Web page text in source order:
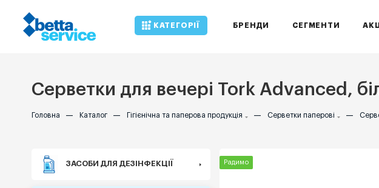
КАТЕГОРІЇ БРЕНДИ СЕГМЕНТИ
Серветки для вечері Tork Advanced,
Головна — Каталог — Гігієнічна та паперова продукція — Серветки паперові —
Радимо
ЗАСОБИ ДЛЯ ДЕЗІНФЕКЦІЇ